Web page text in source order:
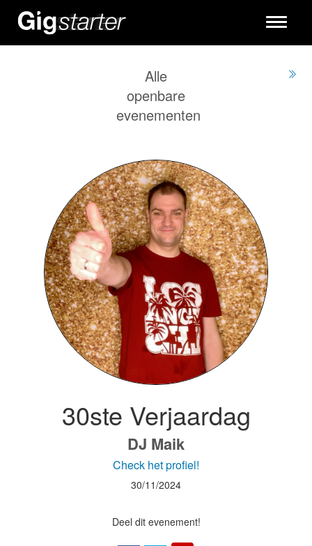
Toggle
Alle
openbare
evenementen
30ste Verjaardag
DJ Maik
Check het profiel!
30/11/2024
Deel dit evenement!